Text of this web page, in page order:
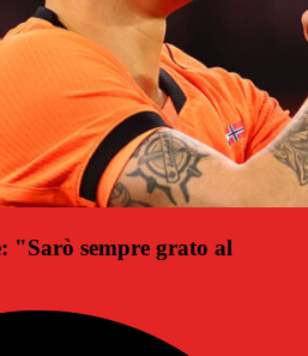
"Sarò sempre grato al